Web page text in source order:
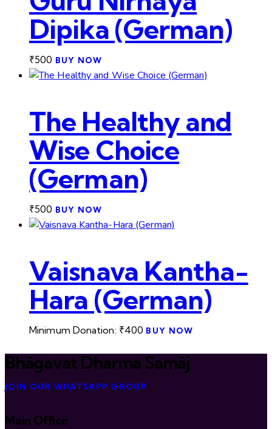
Dipika (German)
₹500 BUY NOW
The Healthy and
Wise Choice
(German)
₹500 BUY NOW
Vaisnava Kantha-
Hara (German)
Minimum Donation: ₹400 BUY NOW
Bhāgavat Dharma Samāj
JOIN OUR WHATSAPP GROUP
Main Office